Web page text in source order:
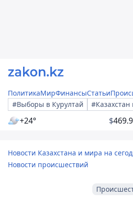
ПолитикаМирФинансыСтатьи
#Выборы в Курултай
+24° $
Новости Казахстана и мира на
Новости происшествий